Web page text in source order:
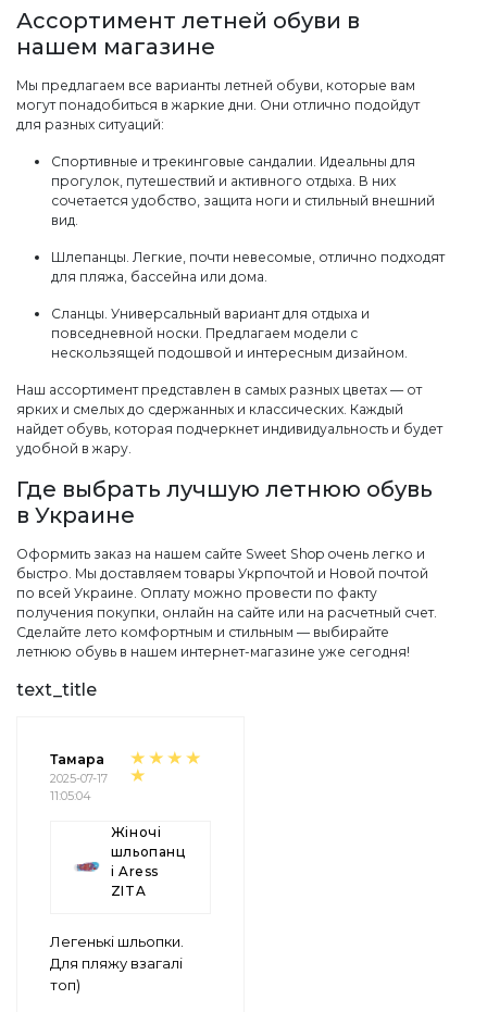
Ассортимент летней обуви в
нашем магазине
Мы предлагаем все варианты летней обуви, которые вам
могут понадобиться в жаркие дни. Они отлично подойдут
для разных ситуаций:
Спортивные и трекинговые сандалии. Идеальны для
прогулок, путешествий и активного отдыха. В них
сочетается удобство, защита ноги и стильный внешний
вид.
Шлепанцы. Легкие, почти невесомые, отлично подходят
для пляжа, бассейна или дома.
Сланцы. Универсальный вариант для отдыха и
повседневной носки. Предлагаем модели с
нескользящей подошвой и интересным дизайном.
Наш ассортимент представлен в самых разных цветах — от
ярких и смелых до сдержанных и классических. Каждый
найдет обувь, которая подчеркнет индивидуальность и будет
удобной в жару.
Где выбрать лучшую летнюю обувь
в Украине
Оформить заказ на нашем сайте Sweet Shop очень легко и
быстро. Мы доставляем товары Укрпочтой и Новой почтой
по всей Украине. Оплату можно провести по факту
получения покупки, онлайн на сайте или на расчетный счет.
Сделайте лето комфортным и стильным — выбирайте
летнюю обувь в нашем интернет-магазине уже сегодня!
text_title
Тамара
2025-07-17
11:05:04
Жіночі
шльопанц
і Aress
ZITA
Легенькі шльопки.
Для пляжу взагалі
топ)